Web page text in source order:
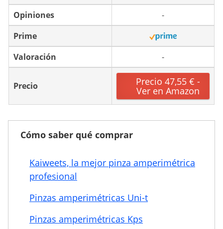
Opiniones
-
Prime
Valoración
-
Precio Precio 47,55 € -
Ver en Amazon
Cómo saber qué comprar
Kaiweets, la mejor pinza amperimétrica
profesional
Pinzas amperimétricas Uni-t
Pinzas amperimétricas Kps